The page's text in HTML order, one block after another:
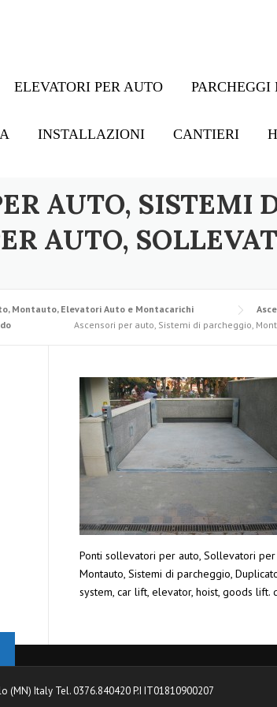
ELEVATORI PER AUTO
INSTALLAZIONI CANTIERI
AUTO, SISTEMI
AUTO,
Montauto, Elevatori Auto e Montacarichi
Ascensori per auto, Sistemi di parcheggio,
Ponti sollevatori per auto, Sollevatori
Montauto, Sistemi di parcheggio,
system, car lift, elevator, hoist, goods lift.
(MN) Italy Tel. 0376.840420 P.I IT01810900207